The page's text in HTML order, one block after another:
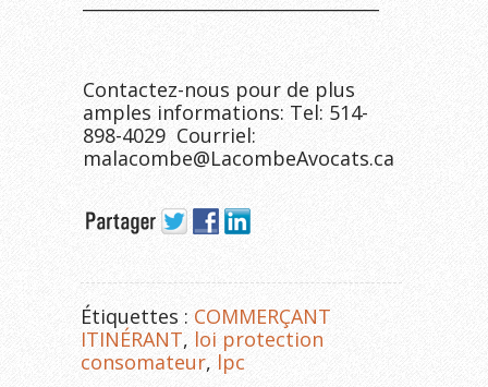
Contactez-nous pour de plus
amples informations: Tel: 514-
898-4029 Courriel:
malacombe@LacombeAvocats.ca
Étiquettes : COMMERÇANT
ITINÉRANT, loi protection
consomateur, lpc